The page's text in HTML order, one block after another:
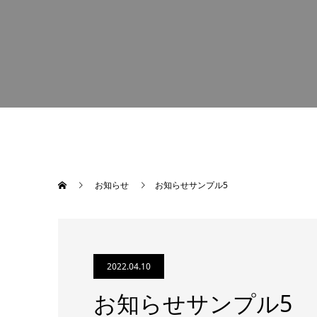
お知らせ お知らせサンプル5
2022.04.10
お知らせサンプル5